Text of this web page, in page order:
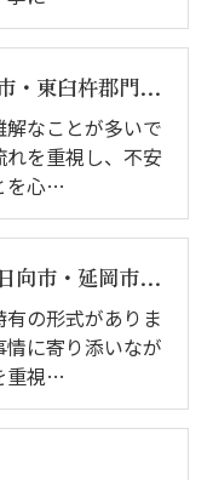
日向市・延岡市・東臼杵郡門川町・美郷町・諸塚村・椎葉村（宮崎県北部近辺）の司法書士
なことが多いで
を重視し、不安
を心…
宮崎県北部（日向市・延岡市・東臼杵郡門川町・美郷町・諸塚村・椎葉村）の司法書士
の形式がありま
に寄り添いなが
重視…